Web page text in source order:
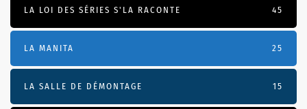
LA LOI DES SÉRIES S'LA RACONTE 45
LA MANITA 25
LA SALLE DE DÉMONTAGE 15